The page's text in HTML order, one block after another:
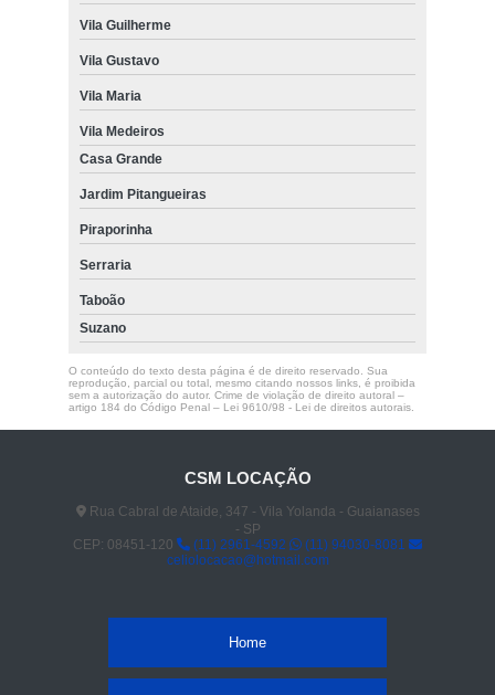
Vila Guilherme
Vila Gustavo
Vila Maria
Vila Medeiros
Casa Grande
Jardim Pitangueiras
Piraporinha
Serraria
Taboão
Suzano
O conteúdo do texto desta página é de direito reservado. Sua
reprodução, parcial ou total, mesmo citando nossos links, é proibida
sem a autorização do autor. Crime de violação de direito autoral –
artigo 184 do Código Penal – Lei 9610/98 - Lei de direitos autorais.
CSM LOCAÇÃO
Rua Cabral de Ataide, 347 - Vila Yolanda - Guaianases
- SP
CEP: 08451-120
(11) 2961-4592
(11) 94030-8081
celiolocacao@hotmail.com
Home